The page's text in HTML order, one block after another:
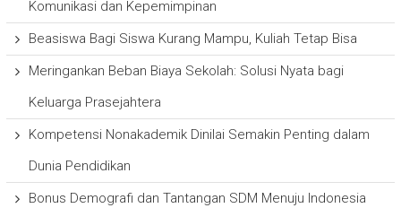
Komunikasi dan Kepemimpinan
Beasiswa Bagi Siswa Kurang Mampu, Kuliah Tetap Bisa
Meringankan Beban Biaya Sekolah: Solusi Nyata bagi
Keluarga Prasejahtera
Kompetensi Nonakademik Dinilai Semakin Penting dalam
Dunia Pendidikan
Bonus Demografi dan Tantangan SDM Menuju Indonesia